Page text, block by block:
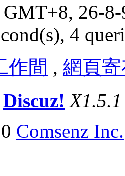
GMT+8, 26-
4
作間 , 網頁
Discuz! X1.5.1
Comsenz Inc.